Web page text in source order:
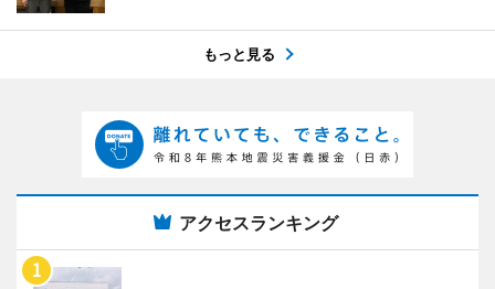
もっと見る
アクセスランキング